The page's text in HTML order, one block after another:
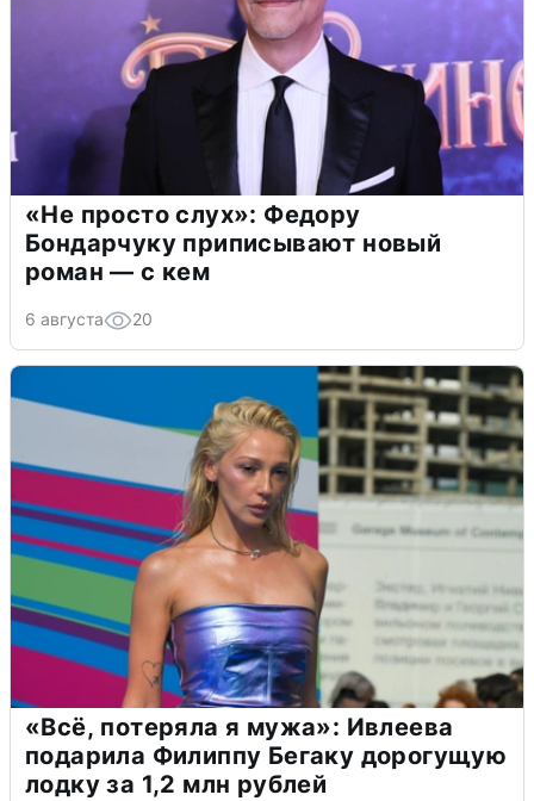
«Не просто слух»: Федору
Бондарчуку приписывают новый
роман — с кем
6 августа 20
«Всё, потеряла я мужа»: Ивлеева
подарила Филиппу Бегаку дорогущую
лодку за 1,2 млн рублей